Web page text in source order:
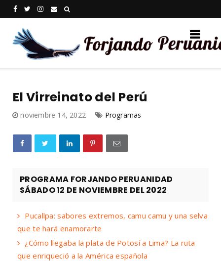
El Virreinato del Perú
noviembre 14, 2022 Programas
PROGRAMA FORJANDO PERUANIDAD
SÁBADO 12 DE NOVIEMBRE DEL 2022
Pucallpa: sabores extremos, camu camu y una selva
que te hará enamorarte
¿Cómo llegaba la plata de Potosí a Lima? La ruta
que enriqueció a la América española